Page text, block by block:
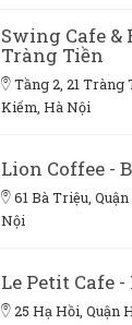
Swing Cafe &
Tràng Tiền
Tầng 2, 21 Tràng
Kiếm, Hà Nội
Lion Coffee -
61 Bà Triệu,
Nội
Le Petit Cafe -
25 Hạ Hồi, Quận